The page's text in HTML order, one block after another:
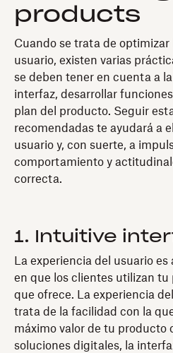
products
Cuando se trata de optimizar
usuario, existen varias
se deben tener en cuenta a
interfaz, desarrollar
plan del producto. Seguir
recomendadas te ayudará a
usuario y, con suerte, a
comportamiento y
correcta.
1. Intuitive
La experiencia del usuario
en que los clientes utilizan tu
que ofrece. La experiencia
trata de la facilidad con la
máximo valor de tu producto
soluciones digitales, la